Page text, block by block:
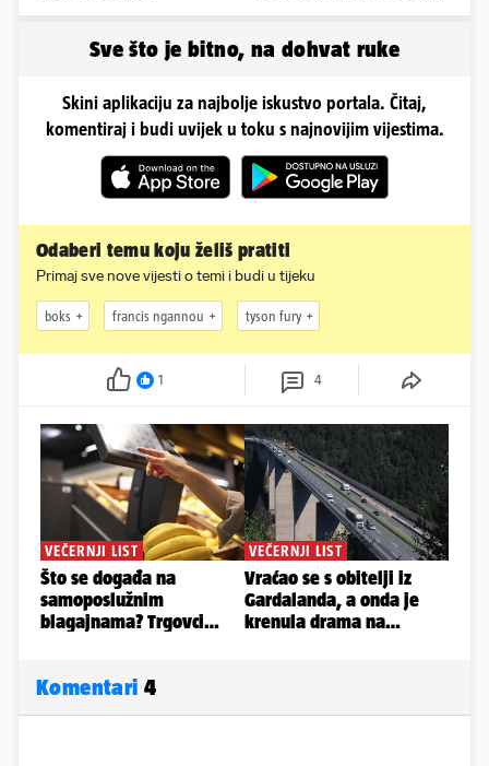
Sve što je bitno, na dohvat ruke
Skini aplikaciju za najbolje iskustvo portala. Čitaj,
komentiraj i budi uvijek u toku s najnovijim vijestima.
Odaberi temu koju želiš pratiti
Primaj sve nove vijesti o temi i budi u tijeku
boks francis ngannou tyson fury
1 4
Komentari 4